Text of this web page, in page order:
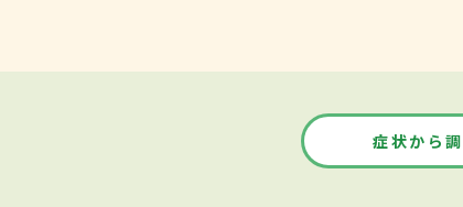
症状から